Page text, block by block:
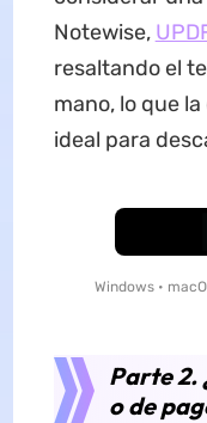
Notewise,
resaltando el
mano, lo que
ideal para
Windows •
Parte 2.
o de